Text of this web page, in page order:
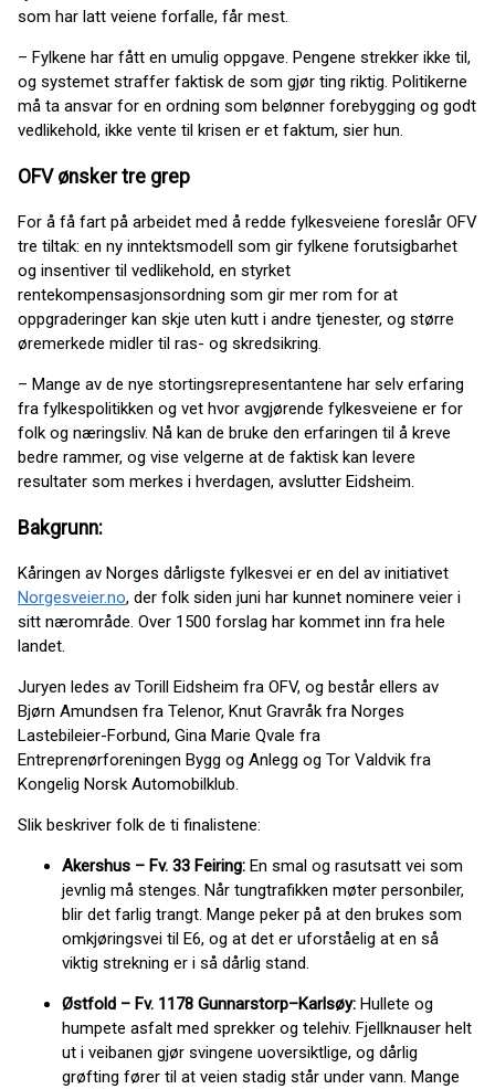
som har latt veiene forfalle, får mest.
– Fylkene har fått en umulig oppgave. Pengene strekker ikke til,
og systemet straffer faktisk de som gjør ting riktig. Politikerne
må ta ansvar for en ordning som belønner forebygging og godt
vedlikehold, ikke vente til krisen er et faktum, sier hun.
OFV ønsker tre grep
For å få fart på arbeidet med å redde fylkesveiene foreslår OFV
tre tiltak: en ny inntektsmodell som gir fylkene forutsigbarhet
og insentiver til vedlikehold, en styrket
rentekompensasjonsordning som gir mer rom for at
oppgraderinger kan skje uten kutt i andre tjenester, og større
øremerkede midler til ras- og skredsikring.
– Mange av de nye stortingsrepresentantene har selv erfaring
fra fylkespolitikken og vet hvor avgjørende fylkesveiene er for
folk og næringsliv. Nå kan de bruke den erfaringen til å kreve
bedre rammer, og vise velgerne at de faktisk kan levere
resultater som merkes i hverdagen, avslutter Eidsheim.
Bakgrunn:
Kåringen av Norges dårligste fylkesvei er en del av initiativet
Norgesveier.no, der folk siden juni har kunnet nominere veier i
sitt nærområde. Over 1500 forslag har kommet inn fra hele
landet.
Juryen ledes av Torill Eidsheim fra OFV, og består ellers av
Bjørn Amundsen fra Telenor, Knut Gravråk fra Norges
Lastebileier-Forbund, Gina Marie Qvale fra
Entreprenørforeningen Bygg og Anlegg og Tor Valdvik fra
Kongelig Norsk Automobilklub.
Slik beskriver folk de ti finalistene:
Akershus – Fv. 33 Feiring: En smal og rasutsatt vei som
jevnlig må stenges. Når tungtrafikken møter personbiler,
blir det farlig trangt. Mange peker på at den brukes som
omkjøringsvei til E6, og at det er uforståelig at en så
viktig strekning er i så dårlig stand.
Østfold – Fv. 1178 Gunnarstorp–Karlsøy: Hullete og
humpete asfalt med sprekker og telehiv. Fjellknauser helt
ut i veibanen gjør svingene uoversiktlige, og dårlig
grøfting fører til at veien stadig står under vann. Mange